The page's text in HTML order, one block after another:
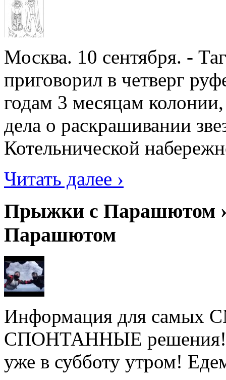
Москва. 10 сентября. -
приговорил в четверг
годам 3 месяцам
дела о раскрашивании
Котельнической
Читать далее ›
Прыжки с Парашютом
Парашютом
Информация для
СПОНТАННЫЕ решения!
уже в субботу утром!